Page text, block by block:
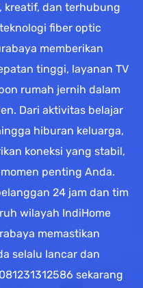
dan terhubung
fiber optic
memberikan
tinggi, layanan TV
rumah jernih dalam
Dari aktivitas belajar
hiburan keluarga,
koneksi yang stabil,
penting Anda.
24 jam dan tim
wilayah IndiHome
memastikan
selalu lancar dan
sekarang